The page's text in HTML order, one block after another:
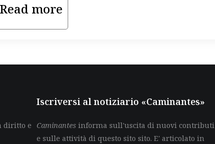
Read more
diritto e
Iscriversi al notiziario «Caminantes»
Caminantes informa sull'uscita di nuovi contributi
e sulle attività di questo sito sito. E' articolato in